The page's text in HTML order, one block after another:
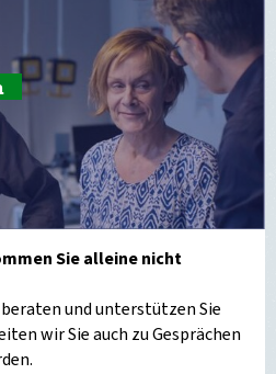
Sie alleine nicht
und unterstützen Sie
wir Sie auch zu Gesprächen